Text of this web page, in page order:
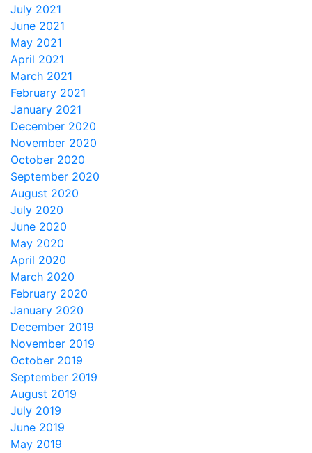
July 2021
June 2021
May 2021
April 2021
March 2021
February 2021
January 2021
December 2020
November 2020
October 2020
September 2020
August 2020
July 2020
June 2020
May 2020
April 2020
March 2020
February 2020
January 2020
December 2019
November 2019
October 2019
September 2019
August 2019
July 2019
June 2019
May 2019